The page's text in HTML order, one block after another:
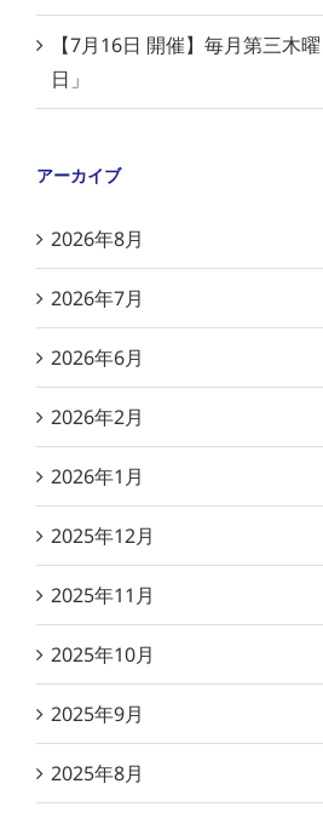
【7月16日 開催】毎月第三木
日」
アーカイブ
2026年8月
2026年7月
2026年6月
2026年2月
2026年1月
2025年12月
2025年11月
2025年10月
2025年9月
2025年8月